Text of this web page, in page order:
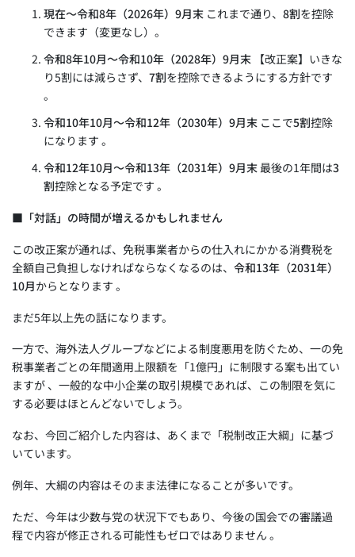
現在～令和8年（2026年）9月末 これまで通り、 8割を控除
できます（変更なし）。
令和8年10月～令和10年（2028年）9月末 【改正案】いきな
り5割には減らさず、 7割を控除できるようにする方針です
。
令和10年10月～令和12年（2030年）9月末 ここで5割控除
になります 。
令和12年10月～令和13年（2031年）9月末最後の1年間は3
割控除となる予定です 。
■「対話」の時間が増えるかもしれません
この改正案が通れば、免税事業者からの仕入れにかかる消費税を
全額自己負担しなければならなくなるのは、 令和13年（2031年）
10月からとなります 。
まだ5年以上先の話になります。
一方で、海外法人グループなどによる制度悪用を防ぐため、一の免
税事業者ごとの年間適用上限額を「1億円」に制限する案も出てい
ますが 、一般的な中小企業の取引規模であれば、この制限を気に
する必要はほとんどないでしょう。
なお、今回ご紹介した内容は、あくまで「税制改正大綱」に基づ
いています。
例年、大綱の内容はそのまま法律になることが多いです。
ただ、今年は少数与党の状況下でもあり、今後の国会での審議過
程で内容が修正される可能性もゼロではありません 。